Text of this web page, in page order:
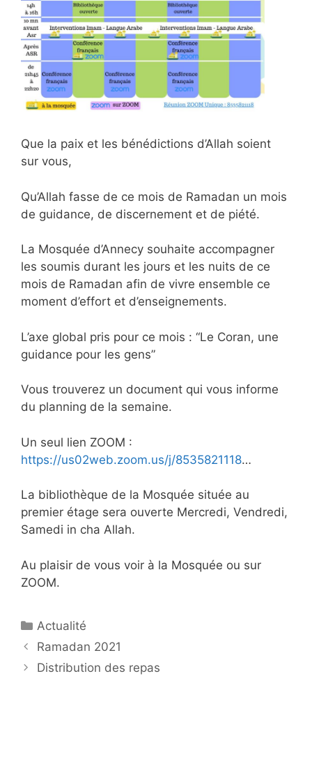
Que la paix et les bénédictions d’Allah soient
sur vous,
Qu’Allah fasse de ce mois de Ramadan un mois
de guidance, de discernement et de piété.
La Mosquée d’Annecy souhaite accompagner
les soumis durant les jours et les nuits de ce
mois de Ramadan afin de vivre ensemble ce
moment d’effort et d’enseignements.
L’axe global pris pour ce mois : “Le Coran, une
guidance pour les gens”
Vous trouverez un document qui vous informe
du planning de la semaine.
Un seul lien ZOOM :
https://us02web.zoom.us/j/8535821118…
La bibliothèque de la Mosquée située au
premier étage sera ouverte Mercredi, Vendredi,
Samedi in cha Allah.
Au plaisir de vous voir à la Mosquée ou sur
ZOOM.
Catégories
Actualité
Navigation
des
Ramadan 2021
Distribution des repas